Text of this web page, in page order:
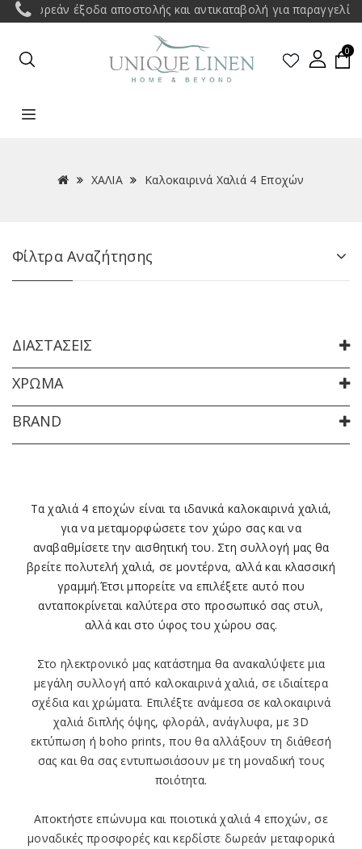
έξοδα αποστολής και αντικαταβολή για παραγγελίες
0
ΧΑΛΙΑ Καλοκαιρινά Χαλιά 4 Εποχών
Φίλτρα Αναζήτησης
ΔΙΑΣΤΆΣΕΙΣ
ΧΡΏΜΑ
BRAND
Ταχαλιά 4 εποχών είναι τα ιδανικάκαλοκαιρινά χαλιά,
για να μεταμορφώσετε τον χώρο σας και να
αναβαθμίσετε την αισθητική του. Στη συλλογή μας θα
βρείτεπολυτελή χαλιά, σε μοντέρνα, αλλά και κλασσική
γραμμή.Έτσι μπορείτε να επιλέξετε αυτό που
ανταποκρίνεται καλύτερα στο προσωπικό σας στυλ,
αλλά και στο ύφος του χώρου σας.
Στο ηλεκτρονικό μας κατάστημα θα ανακαλύψετε μια
μεγάλη συλλογή από καλοκαιρινά χαλιά, σε ιδιαίτερα
σχέδια και χρώματα. Επιλέξτε ανάμεσα σε καλοκαιρινά
χαλιά διπλής όψης, φλοράλ,ανάγλυφα, με 3D
εκτύπωση ήboho prints, που θα αλλάξουν τη διάθεσή
σας και θα σας εντυπωσιάσουν με τη μοναδική τους
ποιότητα.
Αποκτήστε επώνυμα και ποιοτικά χαλιά 4 εποχών, σε
μοναδικές προσφορές και κερδίστε δωρεάν μεταφορικά